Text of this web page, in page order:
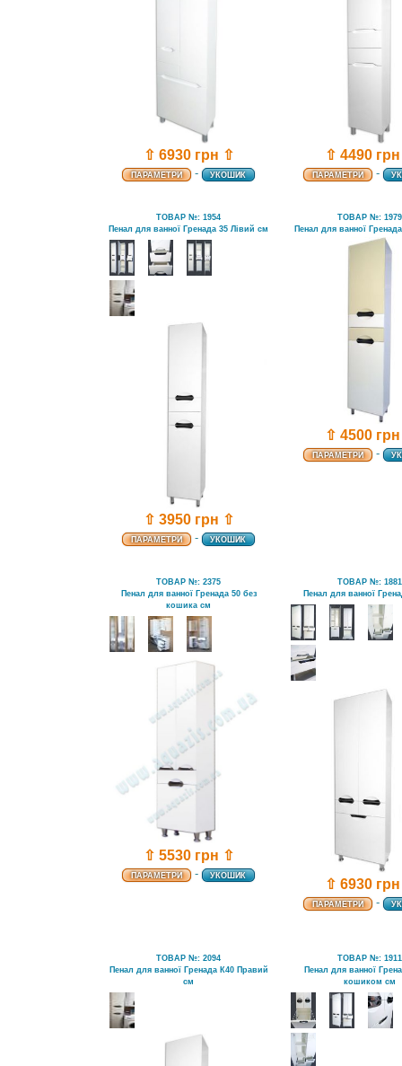
⇧ 6930 грн ⇧
ПАРАМЕТРИ - УКОШИК
⇧ 4490
ПАРАМЕТРИ -
ТОВАР №: 1954
Пенал для ванної Гренада 35 Лівий см
⇧ 3950 грн ⇧
ПАРАМЕТРИ - УКОШИК
ТОВАР №: 1979
Пенал для ванної
⇧ 4500
ПАРАМЕТРИ -
ТОВАР №: 2375
Пенал для ванної Гренада 50 без
кошика см
⇧ 5530 грн ⇧
ПАРАМЕТРИ - УКОШИК
ТОВАР №: 1881
Пенал для ванної
⇧ 6930
ПАРАМЕТРИ -
ТОВАР №: 2094
Пенал для ванної Гренада К40 Правий
см
ТОВАР №: 1911
Пенал для ванної
кошиком см